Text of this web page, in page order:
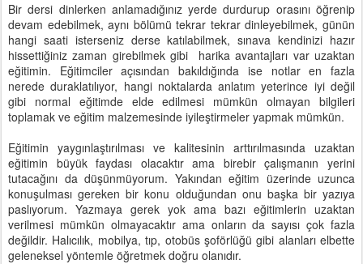
Bir dersi dinlerken anlamadığınız yerde durdurup orasını öğrenip
devam edebilmek, aynı bölümü tekrar tekrar dinleyebilmek, günün
hangi saati isterseniz derse katılabilmek, sınava kendinizi hazır
hissettiğiniz zaman girebilmek gibi harika avantajları var uzaktan
eğitimin. Eğitimciler açısından bakıldığında ise notlar en fazla
nerede duraklatılıyor, hangi noktalarda anlatım yeterince iyi değil
gibi normal eğitimde elde edilmesi mümkün olmayan bilgileri
toplamak ve eğitim malzemesinde iyileştirmeler yapmak mümkün.
Eğitimin yaygınlaştırılması ve kalitesinin arttırılmasında uzaktan
eğitimin büyük faydası olacaktır ama birebir çalışmanın yerini
tutacağını da düşünmüyorum. Yakından eğitim üzerinde uzunca
konuşulması gereken bir konu olduğundan onu başka bir yazıya
paslıyorum. Yazmaya gerek yok ama bazı eğitimlerin uzaktan
verilmesi mümkün olmayacaktır ama onların da sayısı çok fazla
değildir. Halıcılık, mobilya, tıp, otobüs şoförlüğü gibi alanları elbette
geleneksel yöntemle öğretmek doğru olanıdır.